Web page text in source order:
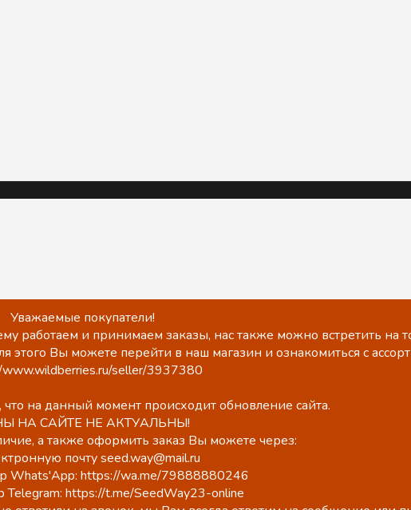
Уважаемые покупатели!
и принимаем заказы, нас также можно встретить на
Вы можете перейти в наш магазин и ознакомиться с
seller/3937380
на данный момент происходит обновление сайта.
НА САЙТЕ НЕ АКТУАЛЬНЫ!
а также оформить заказ Вы можете через:
почту seed.way@mail.ru
Whats'App: https://wa.me/79888880246
https://t.me/SeedWay23-online